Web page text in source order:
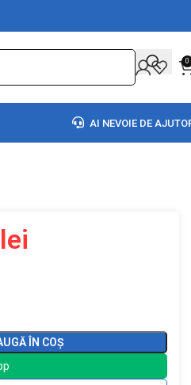
0
AI NEVOIE DE
lei
ÎN COȘ